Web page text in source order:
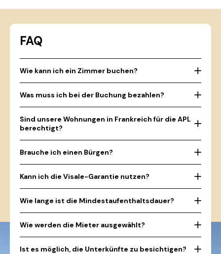
FAQ
Wie kann ich ein Zimmer buchen?
Was muss ich bei der Buchung bezahlen?
Sind unsere Wohnungen in Frankreich für die APL
berechtigt?
Brauche ich einen Bürgen?
Kann ich die Visale-Garantie nutzen?
Wie lange ist die Mindestaufenthaltsdauer?
Wie werden die Mieter ausgewählt?
Ist es möglich, die Unterkünfte zu besichtigen?